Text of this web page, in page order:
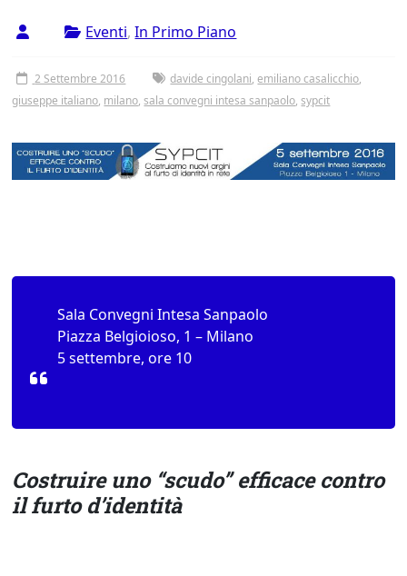
Eventi,In Primo Piano
2 Settembre 2016 davide cingolani,emiliano casalicchio,
giuseppe italiano, milano,sala convegni intesa sanpaolo,sypcit
Sala Convegni Intesa Sanpaolo
Piazza Belgioioso, 1 – Milano
5 settembre, ore 10
Costruire uno “scudo” efficace contro
il furto d’identità